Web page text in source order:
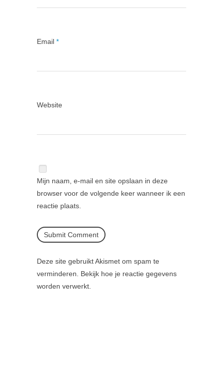
Email *
Website
Mijn naam, e-mail en site opslaan in deze
browser voor de volgende keer wanneer ik een
reactie plaats.
Deze site gebruikt Akismet om spam te
verminderen. Bekijk hoe je reactie gegevens
worden verwerkt